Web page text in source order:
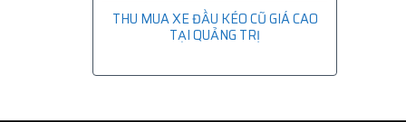
THU MUA XE ĐẦU KÉO CŨ GIÁ CAO
TẠI QUẢNG TRỊ